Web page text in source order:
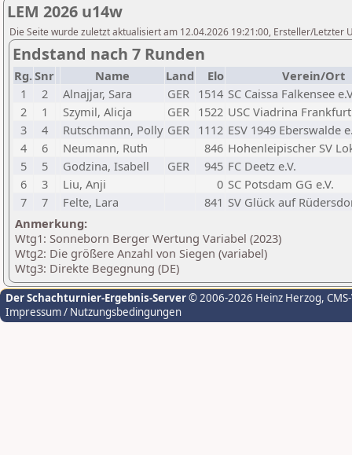
LEM 2026 u14w
Die Seite wurde zuletzt aktualisiert am 12.04.2026 19:21:00, Ersteller/Letzter
Endstand nach 7 Runden
Rg.Snr Name Land Elo
Verein/Ort
1
2 Alnajjar, Sara GER 1514 SC Caissa Falkensee
2
1 Szymil, Alicja GER 1522 USC Viadrina
3
4 Rutschmann, Polly GER 1112 ESV 1949 Eberswalde
4
6 Neumann, Ruth 846 Hohenleipischer SV
5
5 Godzina, Isabell GER 945 FC Deetz e.V.
6
3 Liu, Anji 0 SC Potsdam GG e.V.
7
7 Felte, Lara 841 SV Glück auf
Anmerkung:
Wtg1: Sonneborn Berger Wertung Variabel (2023)
Wtg2: Die größere Anzahl von Siegen (variabel)
Wtg3: Direkte Begegnung (DE)
Der Schachturnier-Ergebnis-Server© 2006-2026 Heinz Herzog,
Impressum / Nutzungsbedingungen